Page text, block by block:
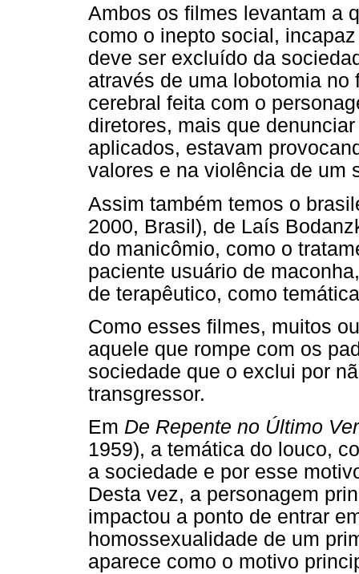
Ambos os filmes levantam a
como o inepto social,
deve ser excluído da
através de uma lobotomia
cerebral feita com o
diretores, mais que
aplicados, estavam
valores e na violência de um
Assim também temos o
2000, Brasil), de Laís
do manicômio, como o
paciente usuário de
de terapêutico, como
Como esses filmes, muitos
aquele que rompe com os
sociedade que o exclui por
transgressor.
Em De Repente no Último
1959), a temática do louco,
a sociedade e por esse
Desta vez, a personagem
impactou a ponto de entrar
homossexualidade de um
aparece como o motivo